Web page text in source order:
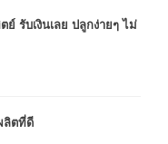
ย์ รับเงินเลย ปลูกง่ายๆ ไม่
ลิตที่ดี